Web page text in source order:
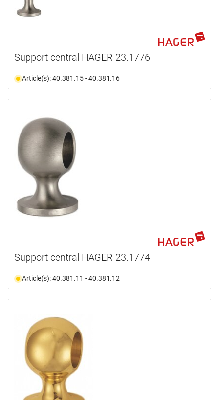
Support central HAGER 23.1776
Article(s): 40.381.15 - 40.381.16
Support central HAGER 23.1774
Article(s): 40.381.11 - 40.381.12